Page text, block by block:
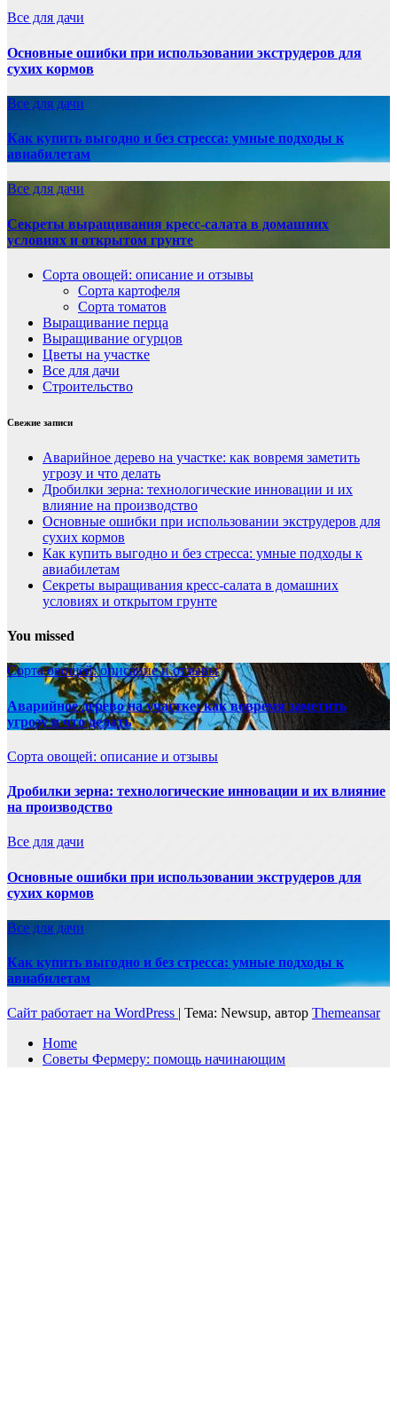
Все для дачи
Основные ошибки при использовании экструдеров для
сухих кормов
Все для дачи
Как купить выгодно и без стресса: умные подходы к
авиабилетам
Все для дачи
Секреты выращивания кресс-салата в домашних
условиях и открытом грунте
Сорта овощей: описание и отзывы
Сорта картофеля
Сорта томатов
Выращивание перца
Выращивание огурцов
Цветы на участке
Все для дачи
Строительство
Свежие записи
Аварийное дерево на участке: как вовремя заметить
угрозу и что делать
Дробилки зерна: технологические инновации и их
влияние на производство
Основные ошибки при использовании экструдеров для
сухих кормов
Как купить выгодно и без стресса: умные подходы к
авиабилетам
Секреты выращивания кресс-салата в домашних
условиях и открытом грунте
You missed
Сорта овощей: описание и отзывы
Аварийное дерево на участке: как вовремя заметить
угрозу и что делать
Сорта овощей: описание и отзывы
Дробилки зерна: технологические инновации и их влияние
на производство
Все для дачи
Основные ошибки при использовании экструдеров для
сухих кормов
Все для дачи
Как купить выгодно и без стресса: умные подходы к
авиабилетам
Сайт работает на WordPress Тема: Newsup, автор Themeansar
Home
Советы Фермеру: помощь начинающим